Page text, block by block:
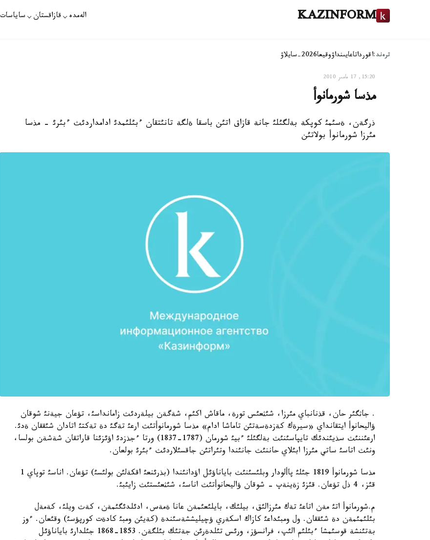
KAZINFORM الەمدە قازاقستان ساياسات
ترەند:اقورداتاعايىنداۋوقيعا2026-سايلاۋ
15:20, 17 مامىر 2010
مذسا شورمانوأ
ذرگةن، ةسئمئ كوپكة بةلگئلئ جانة قازاق اتئن باسقا ةلگة تانئتقان ءبئلئمدئ ادامداردئث ءبئرئ - مذسا
مئرزا شورمانوأ بولاتئن
. جاثگئر حان، قذنانباي مئرزا، شئثعئس تورة، ماقاش اكئم، شةگةن بيلةردئث زامانداسئ، تؤعان جيةنئ شوقان
ؤاليحانوأ ايتقانداي «سيرةك كةزدةسةتئن تاماشا ادام» مذسا شورمانوأتئث ارعئ تةگئ دة تةكتئ اتادان شئققان ةدئ.
ارعئننئث سذيئندئك تايپاسئنئث بةلگئلئ ءبيئ شورمان (1787-1837) ورتا ءجذزدئ اؤئزئنا قاراتقان شةشةن بولسا،
ونئث اتاسئ ساتي مئرزا ابئلاي حاننئث جانئندا وتئراتئن جاقسئلاردئث ءبئرئ بولعان.
مذسا شورمانوأ 1819 جئلئ پاألودار وبلئسئنئث باياناؤئل اؤدانئندا (بذرئنعئ اقكةلئن بولئسئ) تؤعان. اناسئ توپاي 1
قئز، 4 ذل تؤعان. قئزئ زةينةپ - شوقان ؤاليحانوأتئث اناسئ، شئثعئستئث زايئبئ.
م.شورمانوأ اتئ مةن اتاعئ تةك مئرزالئق، بيلئك، بايلئعئمةن عانا ةمةس، ادئلدئگئمةن، كةث ويلئ، كةمةل
بئلئمئمةن دة شئققان. ول ومبئداعئ كازاك اسكةري ؤچيليششةسئندة (كةيئن ومبئ كادةت كورپؤسئ) وقئعان. ءوز
بةتئنشة قوسئمشا ءبئلئم الئپ، فرانسؤز، ورئس تئلدةرئن جةتئك بئلگةن. 1853-1868 جئلدارئ باياناؤئل